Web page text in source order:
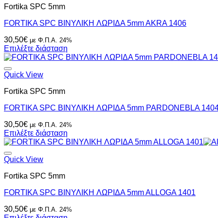
Fortika SPC 5mm
FORTIKA SPC ΒΙΝΥΛΙΚH ΛΩΡΙΔΑ 5mm AKRA 1406
30,50€ με Φ.Π.Α. 24%
Επιλέξτε διάσταση
Quick View
Fortika SPC 5mm
FORTIKA SPC ΒΙΝΥΛΙΚH ΛΩΡΙΔΑ 5mm PARDONEBLA
30,50€ με Φ.Π.Α. 24%
Επιλέξτε διάσταση
Quick View
Fortika SPC 5mm
FORTIKA SPC ΒΙΝΥΛΙΚH ΛΩΡΙΔΑ 5mm ALLOGA 1401
30,50€ με Φ.Π.Α. 24%